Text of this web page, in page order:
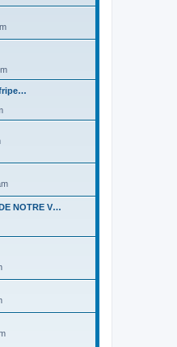
NOTRE V…